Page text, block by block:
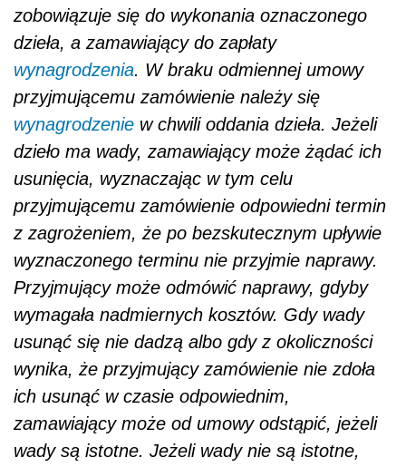
zobowiązuje się do wykonania oznaczonego
dzieła, a zamawiający do zapłaty
wynagrodzenia. W braku odmiennej umowy
przyjmującemu zamówienie należy się
wynagrodzenie w chwili oddania dzieła. Jeżeli
dzieło ma wady, zamawiający może żądać ich
usunięcia, wyznaczając w tym celu
przyjmującemu zamówienie odpowiedni termin
z zagrożeniem, że po bezskutecznym upływie
wyznaczonego terminu nie przyjmie naprawy.
Przyjmujący może odmówić naprawy, gdyby
wymagała nadmiernych kosztów. Gdy wady
usunąć się nie dadzą albo gdy z okoliczności
wynika, że przyjmujący zamówienie nie zdoła
ich usunąć w czasie odpowiednim,
zamawiający może od umowy odstąpić, jeżeli
wady są istotne. Jeżeli wady nie są istotne,